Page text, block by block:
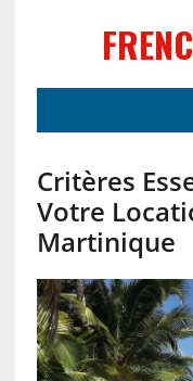
Critères
Votre
Martinique